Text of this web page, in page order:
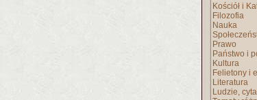
Kościół i
Filozofia
Nauka
Prawo
Państwo i
Kultura
Felietony i
Literatura
Ludzie,